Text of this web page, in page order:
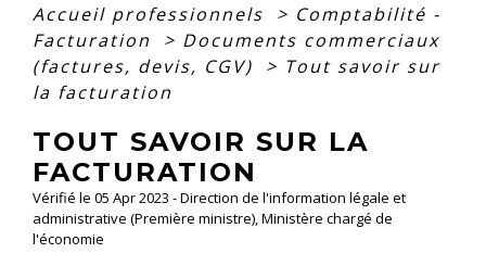
Accueil professionnels > Comptabilité -
Facturation
> Documents commerciaux
(factures, devis, CGV)
> Tout savoir sur
la facturation
TOUT SAVOIR SUR LA
FACTURATION
Vérifié le 05 Apr 2023 - Direction de l'information légale et
administrative (Première ministre), Ministère chargé de
l'économie